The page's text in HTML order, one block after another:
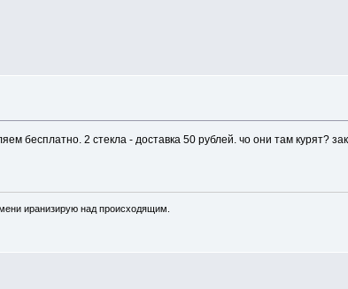
бесплатно. 2 стекла - доставка 50 рублей. чо они там курят?
иранизирую над происходящим.